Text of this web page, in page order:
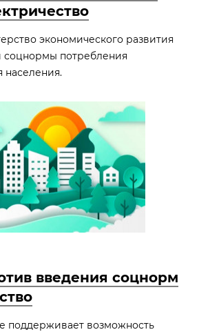
экономического развития
соцнормы потребления
населения.
введения соцнорм
поддерживает возможность